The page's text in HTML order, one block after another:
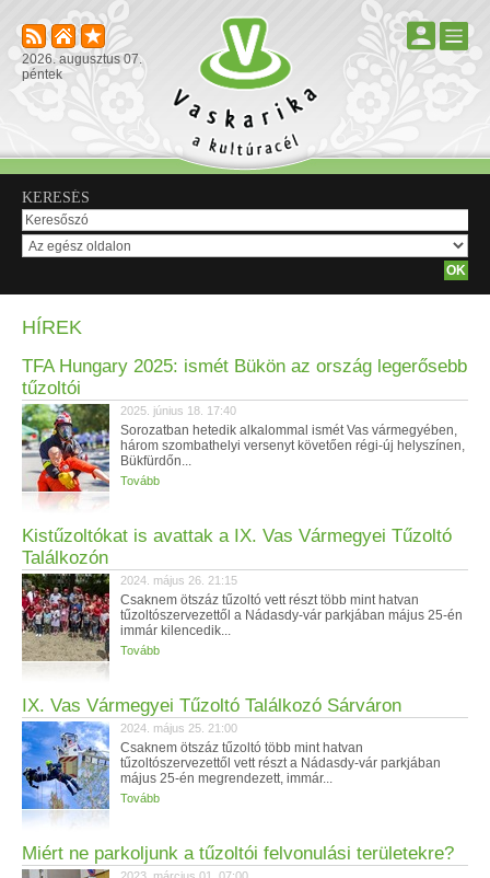
2026. augusztus 07.
péntek
KERESÉS
HÍREK
TFA Hungary 2025: ismét Bükön az ország legerősebb
tűzoltói
2025. június 18. 17:40
Sorozatban hetedik alkalommal ismét Vas vármegyében,
három szombathelyi versenyt követően régi-új helyszínen,
Bükfürdőn...
Tovább
Kistűzoltókat is avattak a IX. Vas Vármegyei Tűzoltó
Találkozón
2024. május 26. 21:15
Csaknem ötszáz tűzoltó vett részt több mint hatvan
tűzoltószervezettől a Nádasdy-vár parkjában május 25-én
immár kilencedik...
Tovább
IX. Vas Vármegyei Tűzoltó Találkozó Sárváron
2024. május 25. 21:00
Csaknem ötszáz tűzoltó több mint hatvan
tűzoltószervezettől vett részt a Nádasdy-vár parkjában
május 25-én megrendezett, immár...
Tovább
Miért ne parkoljunk a tűzoltói felvonulási területekre?